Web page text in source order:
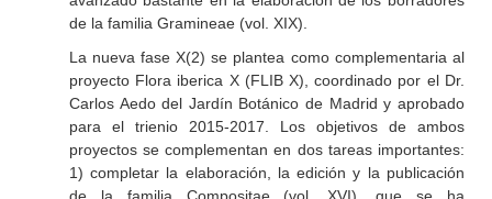
de la familia Gramineae (vol. XIX).
La nueva fase X(2) se plantea como complementaria al
proyecto Flora iberica X (FLIB X), coordinado por el Dr.
Carlos Aedo del Jardín Botánico de Madrid y aprobado
para el trienio 2015-2017. Los objetivos de ambos
proyectos se complementan en dos tareas importantes:
1) completar la elaboración, la edición y la publicación